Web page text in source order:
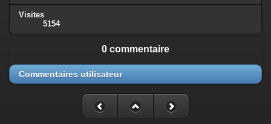
Visites
5154
0 commentaire
Commentaires utilisateur